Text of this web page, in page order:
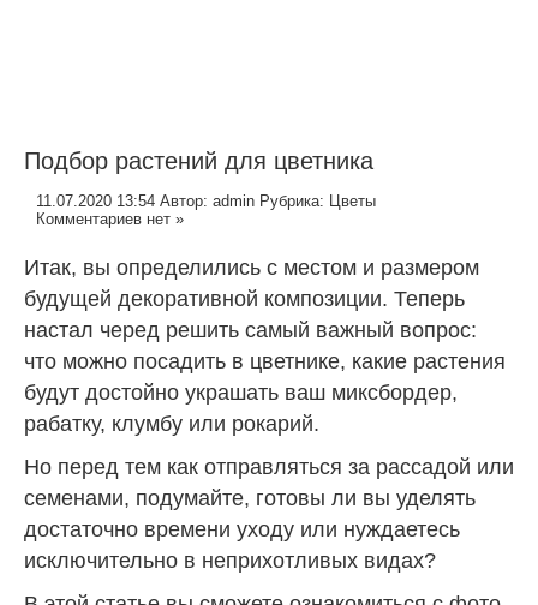
Подбор растений для цветника
11.07.2020 13:54 Автор: admin Рубрика:
Цветы
Комментариев нет »
Итак, вы определились с местом и размером
будущей декоративной композиции. Теперь
настал черед решить самый важный вопрос:
что можно посадить в цветнике, какие растения
будут достойно украшать ваш миксбордер,
рабатку, клумбу или рокарий.
Но перед тем как отправляться за рассадой или
семенами, подумайте, готовы ли вы уделять
достаточно времени уходу или нуждаетесь
исключительно в неприхотливых видах?